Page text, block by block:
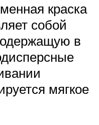
краска
собой
в
мягкое